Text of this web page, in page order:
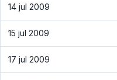
14 jul 2009
15 jul 2009
17 jul 2009